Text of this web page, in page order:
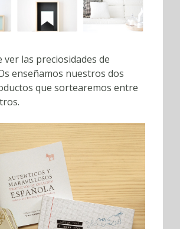
ver las preciosidades de
enseñamos nuestros dos
que sortearemos entre